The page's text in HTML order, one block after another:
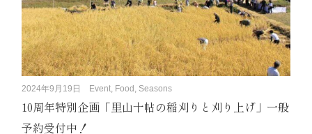
2024年9月19日 Event, Food, Seasons
10周年特別企画「里山十帖の稲刈りと刈り上げ」一般
予約受付中！